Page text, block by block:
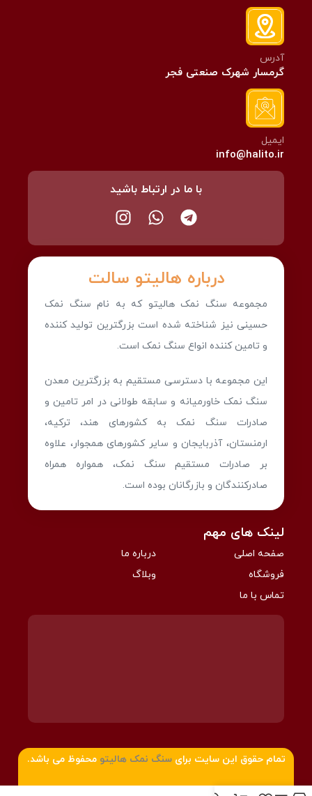
لینک های مهم
صفحه اصلی
فروشگاه
تماس با ما
درباره ما
وبلاگ
درباره هالیتو سالت
مجموعه سنگ نمک هالیتو که به نام سنگ نمک
حسینی نیز شناخته شده است بزرگترین تولید کننده
و تامین کننده انواع سنگ نمک است.
این مجموعه با دسترسی مستقیم به بزرگترین معدن
سنگ نمک خاورمیانه و سابقه طولانی در امر تامین و
صادرات سنگ نمک به کشورهای هند، ترکیه،
ارمنستان، آذربایجان و سایر کشورهای همجوار، علاوه
بر صادرات مستقیم سنگ نمک، همواره همراه
صادرکنندگان و بازرگانان بوده است.
آدرس
گرمسار شهرک صنعتی فجر
ایمیل
info@halito.ir
با ما در ارتباط باشید
تمام حقوق این سایت برایسنگ نمک هالیتو محفوظ می باشد.